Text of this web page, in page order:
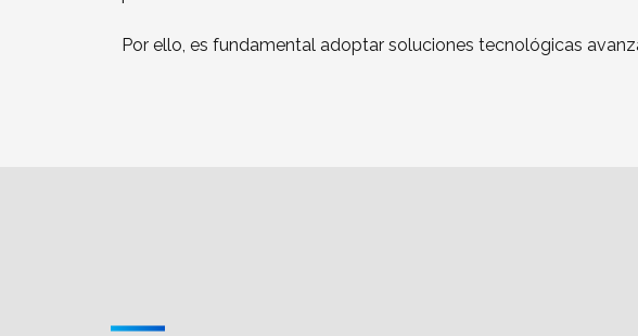
Por ello, es fundamental adoptar soluciones tecnológicas